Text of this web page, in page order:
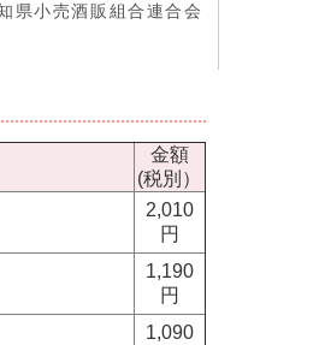
県小売酒販組合連合会
金額
(税別）
2,010
円
1,190
円
1,090